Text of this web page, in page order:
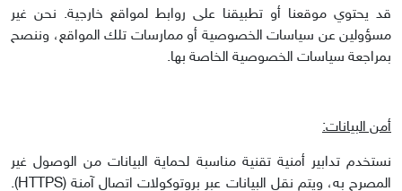
قد يحتوي موقعنا أو تطبيقنا على روابط لمواقع خارجية. نحن غير
مسؤولين عن سياسات الخصوصية أو ممارسات تلك المواقع، وننصح
بمراجعة سياسات الخصوصية الخاصة بها.
أمن البيانات:
نستخدم تدابير أمنية تقنية مناسبة لحماية البيانات من الوصول غير
المصرح به، ويتم نقل البيانات عبر بروتوكولات اتصال آمنة (HTTPS).